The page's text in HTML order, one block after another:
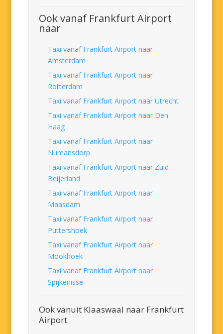
Ook vanaf Frankfurt Airport
naar
Taxi vanaf Frankfurt Airport naar
Amsterdam
Taxi vanaf Frankfurt Airport naar
Rotterdam
Taxi vanaf Frankfurt Airport naar Utrecht
Taxi vanaf Frankfurt Airport naar Den
Haag
Taxi vanaf Frankfurt Airport naar
Numansdorp
Taxi vanaf Frankfurt Airport naar Zuid-
Beijerland
Taxi vanaf Frankfurt Airport naar
Maasdam
Taxi vanaf Frankfurt Airport naar
Puttershoek
Taxi vanaf Frankfurt Airport naar
Mookhoek
Taxi vanaf Frankfurt Airport naar
Spijkenisse
Ook vanuit Klaaswaal naar Frankfurt
Airport